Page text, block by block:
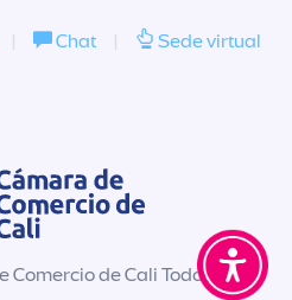
| Chat | Sede virtual
Comercio de Cali Todos los